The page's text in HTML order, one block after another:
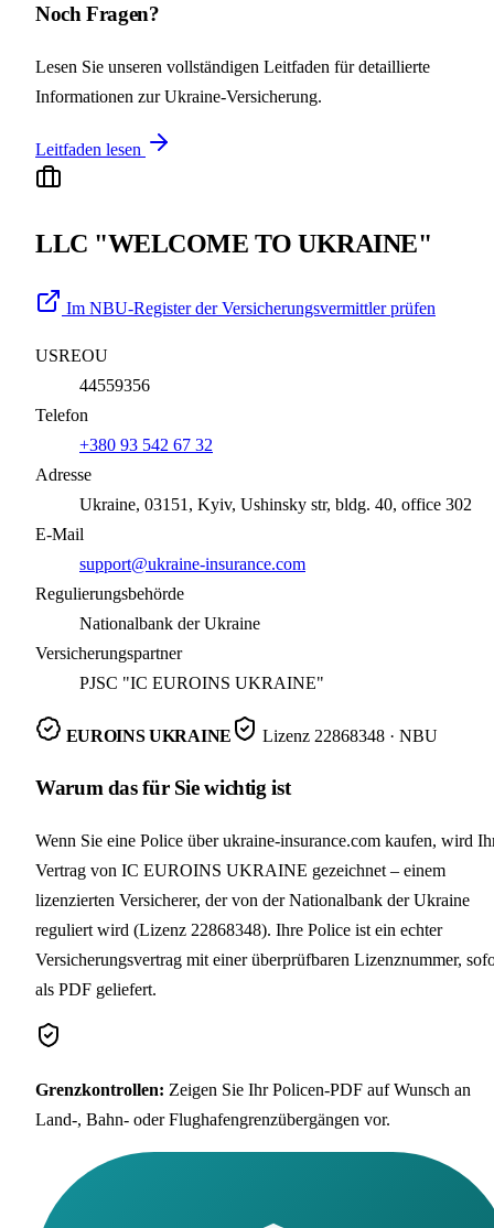
Noch Fragen?
Lesen Sie unseren vollständigen Leitfaden für detaillierte
Informationen zur Ukraine-Versicherung.
Leitfaden lesen
LLC "WELCOME TO UKRAINE"
Im NBU-Register der Versicherungsvermittler prüfen
USREOU
44559356
Telefon
+380 93 542 67 32
Adresse
Ukraine, 03151, Kyiv, Ushinsky str, bldg. 40, office 302
E-Mail
support@ukraine-insurance.com
Regulierungsbehörde
Nationalbank der Ukraine
Versicherungspartner
PJSC "IC EUROINS UKRAINE"
EUROINS UKRAINE Lizenz 22868348· NBU
Warum das für Sie wichtig ist
Wenn Sie eine Police über ukraine-insurance.com kaufen, wird
Vertrag von IC EUROINS UKRAINE gezeichnet – einem
lizenzierten Versicherer, der von der Nationalbank der Ukraine
reguliert wird (Lizenz 22868348). Ihre Police ist ein echter
Versicherungsvertrag mit einer überprüfbaren Lizenznummer,
als PDF geliefert.
Grenzkontrollen: Zeigen Sie Ihr Policen-PDF auf Wunsch an
Land-, Bahn- oder Flughafengrenzübergängen vor.